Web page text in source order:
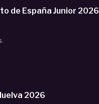
de España Junior 2026
2026